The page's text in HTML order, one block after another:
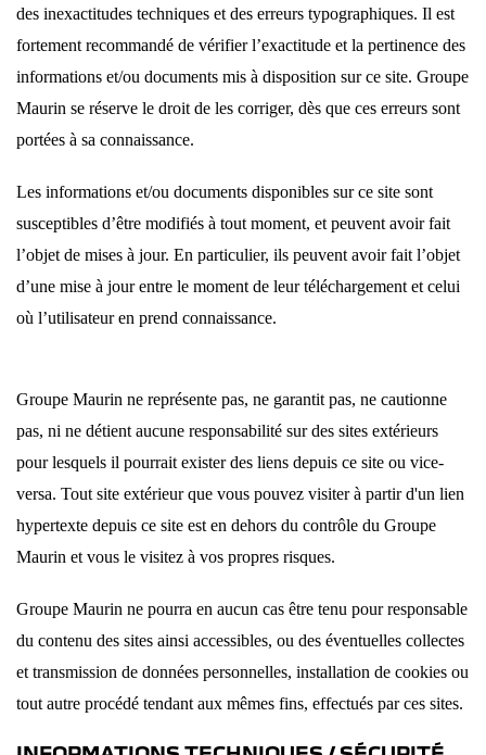
des inexactitudes techniques et des erreurs typographiques. Il est
fortement recommandé de vérifier l’exactitude et la pertinence des
informations et/ou documents mis à disposition sur ce site. Groupe
Maurin se réserve le droit de les corriger, dès que ces erreurs sont
portées à sa connaissance.
Les informations et/ou documents disponibles sur ce site sont
susceptibles d’être modifiés à tout moment, et peuvent avoir fait
l’objet de mises à jour. En particulier, ils peuvent avoir fait l’objet
d’une mise à jour entre le moment de leur téléchargement et celui
où l’utilisateur en prend connaissance.
Groupe Maurin ne représente pas, ne garantit pas, ne cautionne
pas, ni ne détient aucune responsabilité sur des sites extérieurs
pour lesquels il pourrait exister des liens depuis ce site ou vice-
versa. Tout site extérieur que vous pouvez visiter à partir d'un lien
hypertexte depuis ce site est en dehors du contrôle du Groupe
Maurin et vous le visitez à vos propres risques.
Groupe Maurin ne pourra en aucun cas être tenu pour responsable
du contenu des sites ainsi accessibles, ou des éventuelles collectes
et transmission de données personnelles, installation de cookies ou
tout autre procédé tendant aux mêmes fins, effectués par ces sites.